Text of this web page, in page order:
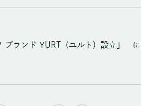
ブランド YURT（ユルト）設立」